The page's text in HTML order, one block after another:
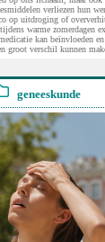
verliezen hun
op uitdroging of
warme zomerdagen
kan beïnvloeden en
groot verschil kunnen
geneeskunde